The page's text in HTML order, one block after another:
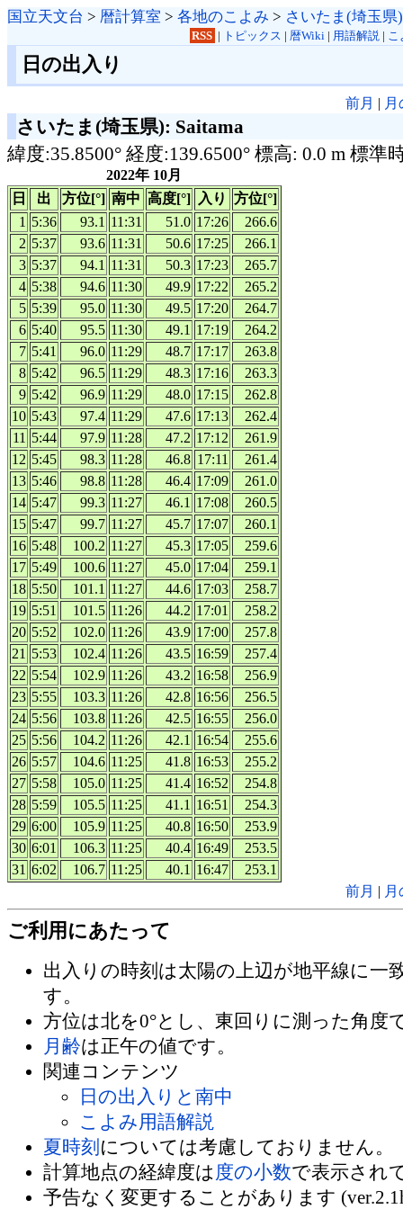
国立天文台 > 暦計算室 > 各地のこよみ > さいたま(埼玉県)
RSS | トピックス | 暦Wiki| 用語解説| こ
日の出入り
前月 |
さいたま(埼玉県): Saitama
緯度:35.8500° 経度:139.6500° 標高: 0.0 m 標準
2022年 10月
日
出 方位[°] 南中 高度[°] 入り
方位[°]
1 5:36 93.1 11:31 51.0 17:26
266.6
2 5:37 93.6 11:31 50.6 17:25
266.1
3 5:37 94.1 11:31 50.3 17:23
265.7
4 5:38 94.6 11:30 49.9 17:22
265.2
5 5:39 95.0 11:30 49.5 17:20
264.7
6 5:40 95.5 11:30 49.1 17:19
264.2
7 5:41 96.0 11:29 48.7 17:17
263.8
8 5:42 96.5 11:29 48.3 17:16
263.3
9 5:42 96.9 11:29 48.0 17:15
262.8
10 5:43 97.4 11:29 47.6 17:13
262.4
11 5:44 97.9 11:28 47.2 17:12
261.9
12 5:45 98.3 11:28 46.8 17:11
261.4
13 5:46 98.8 11:28 46.4 17:09
261.0
14 5:47 99.3 11:27 46.1 17:08
260.5
15 5:47 99.7 11:27 45.7 17:07
260.1
16 5:48 100.2 11:27 45.3 17:05
259.6
17 5:49 100.6 11:27 45.0 17:04
259.1
18 5:50 101.1 11:27 44.6 17:03
258.7
19 5:51 101.5 11:26 44.2 17:01
258.2
20 5:52 102.0 11:26 43.9 17:00
257.8
21 5:53 102.4 11:26 43.5 16:59
257.4
22 5:54 102.9 11:26 43.2 16:58
256.9
23 5:55 103.3 11:26 42.8 16:56
256.5
24 5:56 103.8 11:26 42.5 16:55
256.0
25 5:56 104.2 11:26 42.1 16:54
255.6
26 5:57 104.6 11:25 41.8 16:53
255.2
27 5:58 105.0 11:25 41.4 16:52
254.8
28 5:59 105.5 11:25 41.1 16:51
254.3
29 6:00 105.9 11:25 40.8 16:50
253.9
30 6:01 106.3 11:25 40.4 16:49
253.5
31 6:02 106.7 11:25 40.1 16:47
253.1
前月 |
ご利用にあたって
出入りの時刻は太陽の上辺が地平線に一
す。
方位は北を0°とし、東回りに測った角度
月齢は正午の値です。
関連コンテンツ
日の出入りと南中
こよみ用語解説
夏時刻 については考慮しておりません。
計算地点の経緯度は 度の小数で表示され
予告なく変更することがあります